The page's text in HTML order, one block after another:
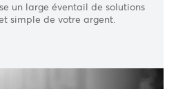
à tout moment